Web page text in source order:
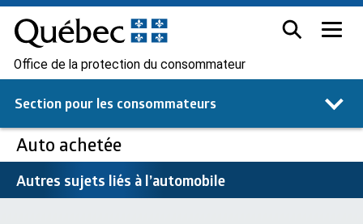
Office de la protection du consommateur
Section pour les consommateurs
Auto achetée
Autres sujets liés à l’automobile